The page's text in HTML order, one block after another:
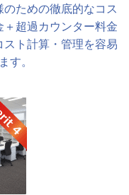
ための徹底的なコス
＋超過カウンター料金
スト計算・管理を容易
す。